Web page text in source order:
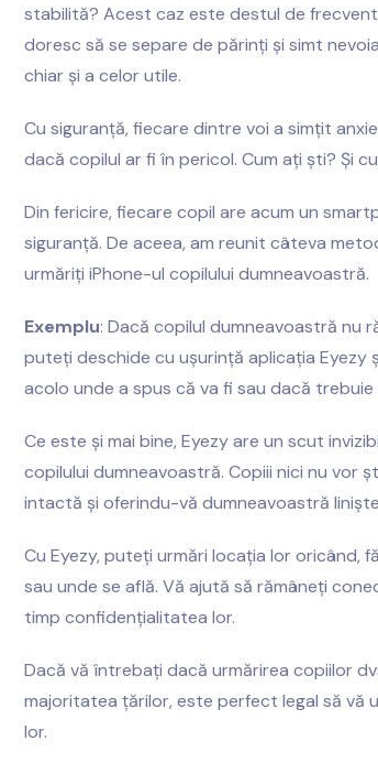
stabilită? Acest caz este destul de
doresc să se separe de părinți și simt
chiar și a celor utile.
Cu siguranță, fiecare dintre voi a simțit
dacă copilul ar fi în pericol. Cum ați ști? Și
Din fericire, fiecare copil are acum un
siguranță. De aceea, am reunit câteva
urmăriți iPhone-ul copilului dumneavoastră.
Exemplu: Dacă copilul dumneavoastră nu
puteți deschide cu ușurință aplicația Eyezy
acolo unde a spus că va fi sau dacă trebuie
Ce este și mai bine, Eyezy are un scut
copilului dumneavoastră. Copiii nici nu vor
intactă și oferindu-vă dumneavoastră
Cu Eyezy, puteți urmări locația lor oricând,
sau unde se află. Vă ajută să rămâneți
timp confidențialitatea lor.
Dacă vă întrebați dacă urmărirea copiilor
majoritatea țărilor, este perfect legal să vă
lor.